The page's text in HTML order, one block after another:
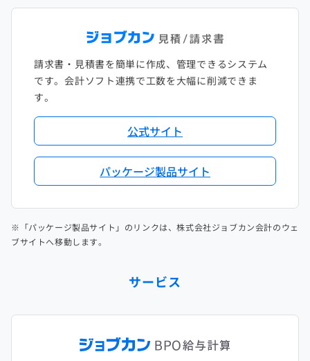
請求書・見積書を簡単に作成、管理できるシステム
です。会計ソフト連携で工数を大幅に削減できま
す。
公式サイト
パッケージ製品サイト
※「パッケージ製品サイト」のリンクは、株式会社ジョブカン会計のウェ
ブサイトへ移動します。
サービス